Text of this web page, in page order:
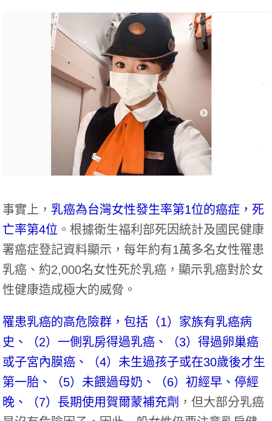
事實上， 乳癌為台灣女性發生率第1位的癌症，死
亡率第4位 。根據衛生福利部死因統計及國民健康
署癌症登記資料顯示，每年約有1萬多名女性罹患
乳癌、約2,000名女性死於乳癌，顯示乳癌對於女
性健康造成極大的威脅。
罹患乳癌的高危險群，包括（1）家族有乳癌病
史、（2）一側乳房得過乳癌、（3）得過卵巢癌
或子宮內膜癌、（4）未生過孩子或在30歲後才生
第一胎、（5）未餵過母奶、（6）初經早、停經
晚、（7）長期使用賀爾蒙補充劑 ，但大部分乳癌